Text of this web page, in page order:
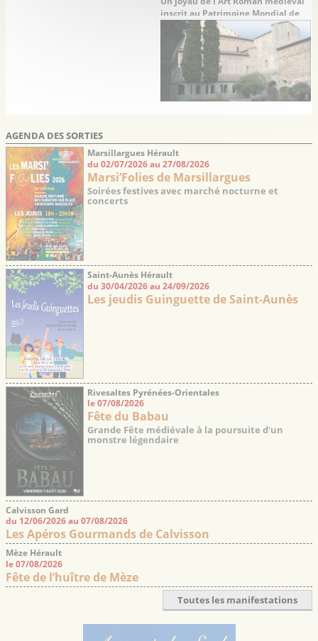
inscrit au Patrimoine Mondial de
l’UNESCO
AGENDA DES SORTIES
Marsillargues Hérault
du 02/07/2026 au 27/08/2026
Marsi’Folies de Marsillargues
Soirées festives avec marché nocturne et
concerts
Saint-Aunès Hérault
du 30/04/2026 au 24/09/2026
Les jeudis Guinguette de Saint-Aunès
Rivesaltes Pyrénées-Orientales
le 07/08/2026
Fête du Babau
Grande Fête médiévale à la poursuite d'un
monstre légendaire
Calvisson Gard
du 12/06/2026 au 07/08/2026
Les Apéros Gourmands de Calvisson
Mèze Hérault
le 07/08/2026
Fête de l’huître de Mèze
Toutes les manifestations